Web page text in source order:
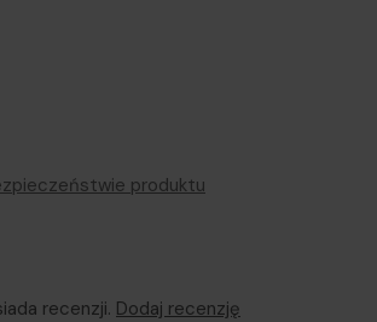
produktu
recenzji. Dodaj recenzję